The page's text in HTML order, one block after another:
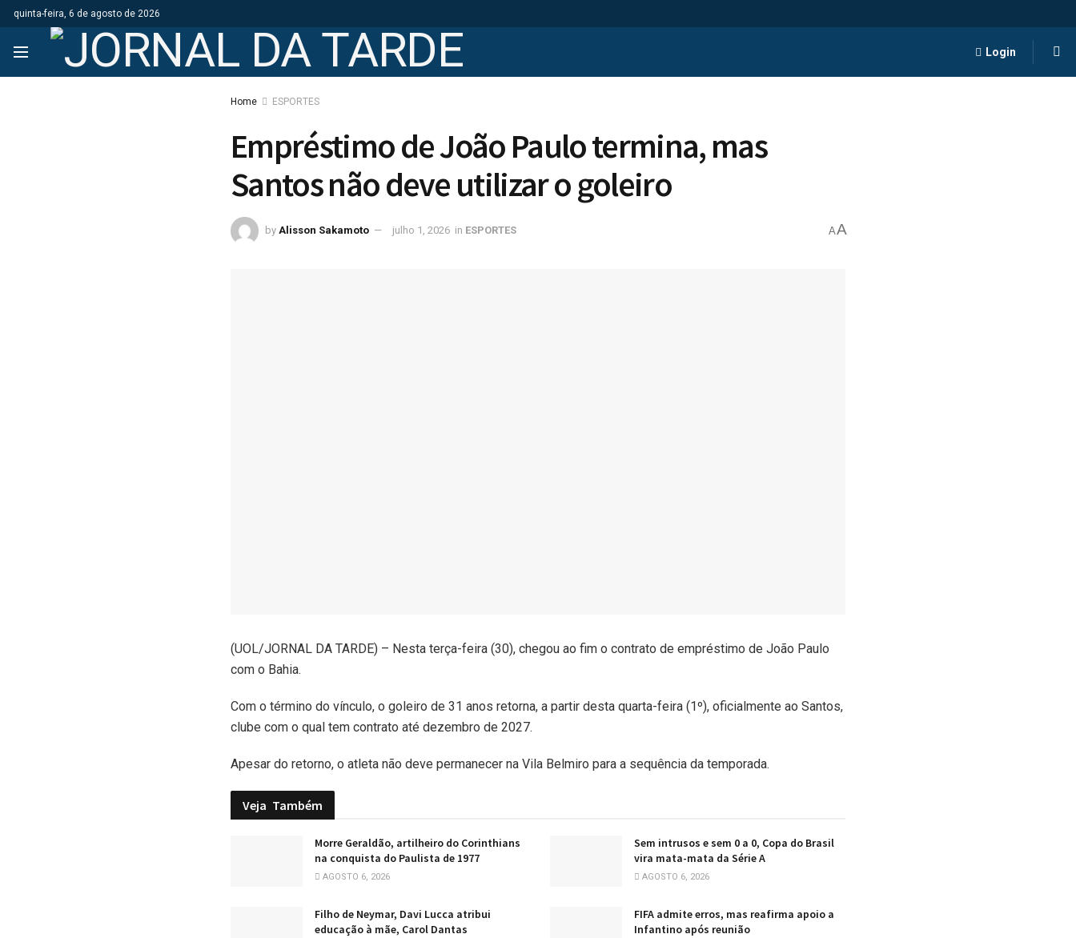
quinta-feira, 6 de agosto de 2026
Login
Home ESPORTES
Empréstimo de João Paulo termina, mas
Santos não deve utilizar o goleiro
by Alisson Sakamoto julho 1, 2026 in ESPORTES AA
(UOL/JORNAL DA TARDE) – Nesta terça-feira (30), chegou ao fim o contrato de empréstimo de João Paulo
com o Bahia.
Com o término do vínculo, o goleiro de 31 anos retorna, a partir desta quarta-feira (1º), oficialmente ao Santos,
clube com o qual tem contrato até dezembro de 2027.
Apesar do retorno, o atleta não deve permanecer na Vila Belmiro para a sequência da temporada.
Veja Também
Morre Geraldão, artilheiro do Corinthians
na conquista do Paulista de 1977
AGOSTO 6, 2026
Sem intrusos e sem 0 a 0, Copa do Brasil
vira mata-mata da Série A
AGOSTO 6, 2026
Filho de Neymar, Davi Lucca atribui
educação à mãe, Carol Dantas
FIFA admite erros, mas reafirma apoio a
Infantino após reunião